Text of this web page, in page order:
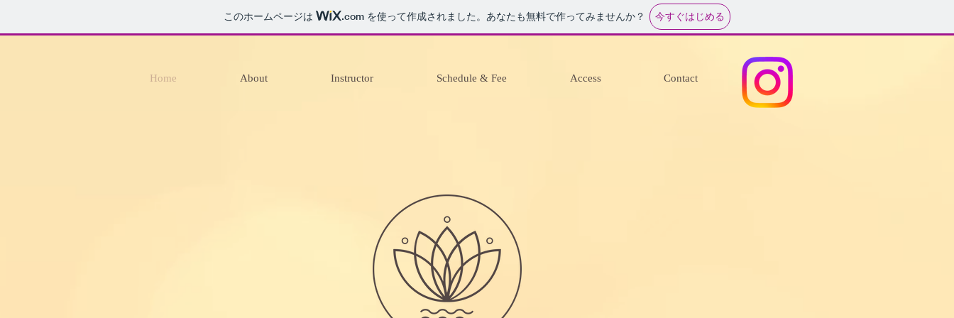
このホームページは .com を使って作成されました。あなたも無料で作ってみませんか？ 今すぐはじめる
Home About Instructor Schedule & Fee Access Contact